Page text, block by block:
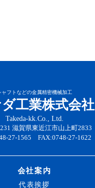
ャフトなどの金属精密機械加工
工業株式会社
Takeda-kk.Co., Ltd.
滋賀県東近江市山上町2833
27-1565 FAX:0748-27-1622
会社案内
代表挨拶